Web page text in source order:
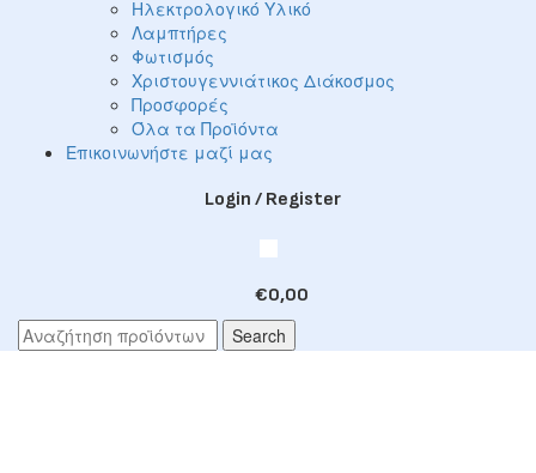
Ηλεκτρολογικό Υλικό
Λαμπτήρες
Φωτισμός
Χριστουγεννιάτικος Διάκοσμος
Προσφορές
Όλα τα Προϊόντα
Επικοινωνήστε μαζί μας
Login / Register
€0,00
Search